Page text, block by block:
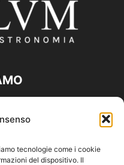
tecnologie come i cookie
del dispositivo. Il